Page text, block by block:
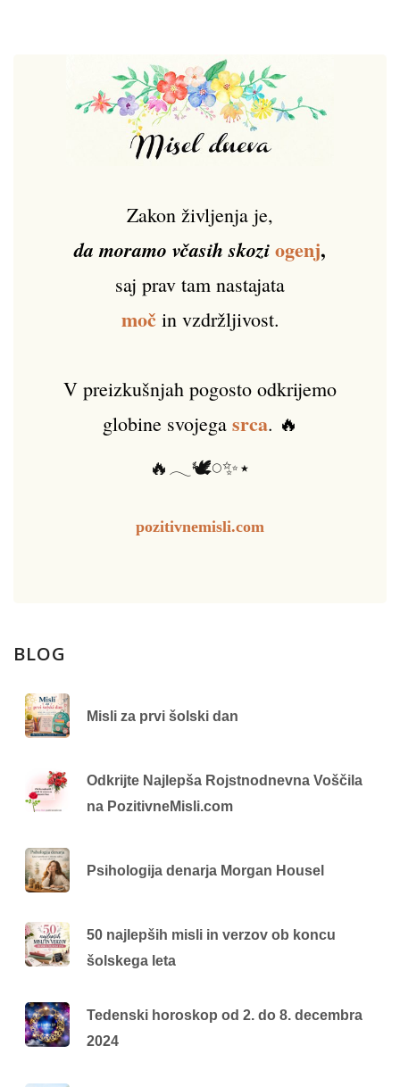
Zakon življenja je,
da moramo včasih skoziogenj,
saj prav tam nastajata
močin vzdržljivost.
V preizkušnjah pogosto odkrijemo
globine svojega srca. 🔥
🔥𓂃🕊️𓏸✨⋆
pozitivnemisli.com
BLOG
Misli za prvi šolski dan
Odkrijte Najlepša Rojstnodnevna Voščila
na PozitivneMisli.com
Psihologija denarja Morgan Housel
50 najlepših misli in verzov ob koncu
šolskega leta
Tedenski horoskop od 2. do 8. decembra
2024